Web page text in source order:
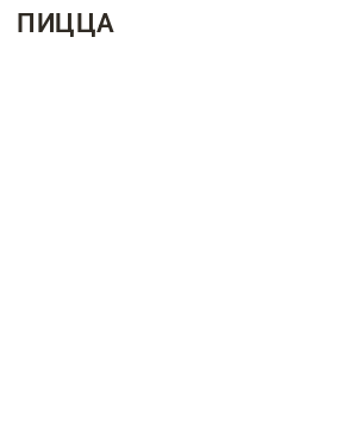
ПИЦЦА